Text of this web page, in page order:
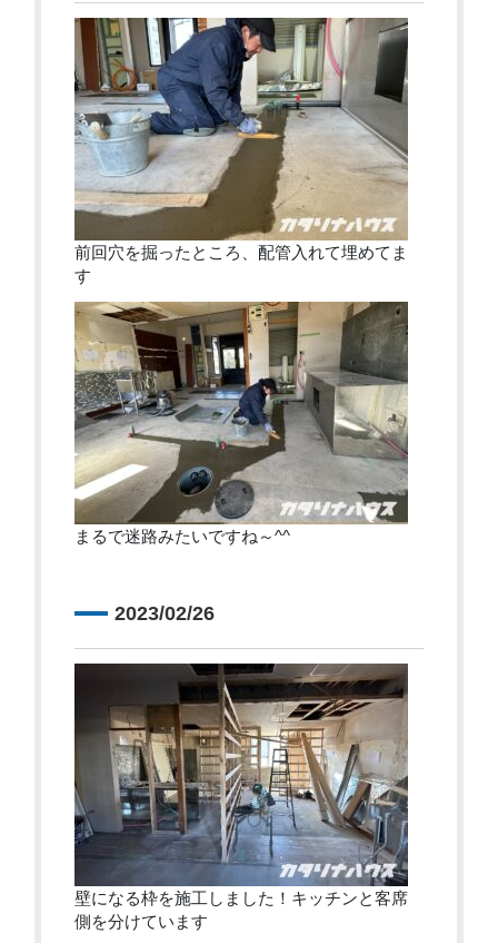
前回穴を掘ったところ、配管入れて埋めてま
す
まるで迷路みたいですね～^^
2023/02/26
壁になる枠を施工しました！キッチンと客席
側を分けています